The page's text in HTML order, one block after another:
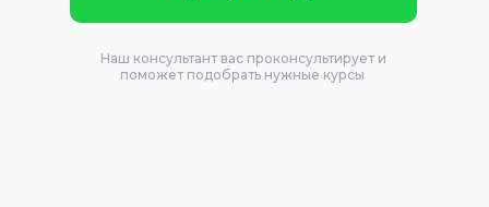
Наш консультант вас проконсультирует и
поможет подобрать нужные курсы